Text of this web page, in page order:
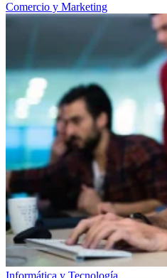
Comercio y Marketing
Informática y Tecnología